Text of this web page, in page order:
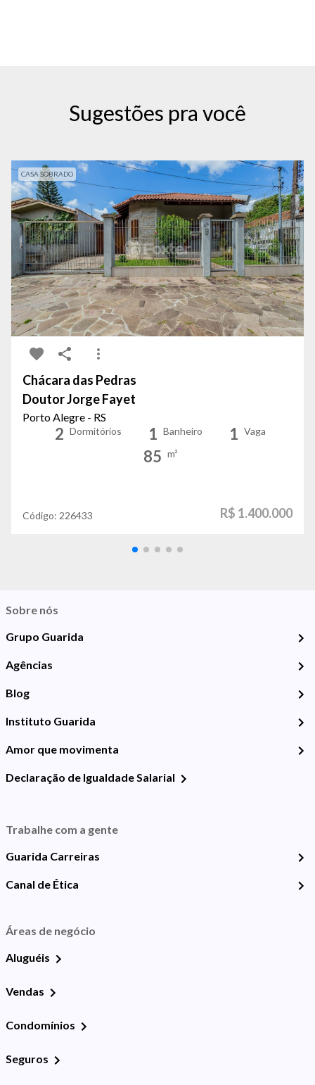
Sugestões pra você
CASA SOBRADO
Chácara das Pedras
Doutor Jorge Fayet
Porto Alegre - RS
2 Dormitórios 1 Banheiro 1 Vaga
85 m²
Código: 226433 R$ 1.400.000
Sobre nós
Grupo Guarida
Agências
Blog
Instituto Guarida
Amor que movimenta
Declaração de Igualdade Salarial
Trabalhe com a gente
Guarida Carreiras
Canal de Ética
Áreas de negócio
Aluguéis
Vendas
Condomínios
Seguros